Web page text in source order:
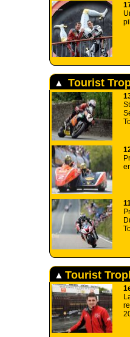
Tourist
Tourist